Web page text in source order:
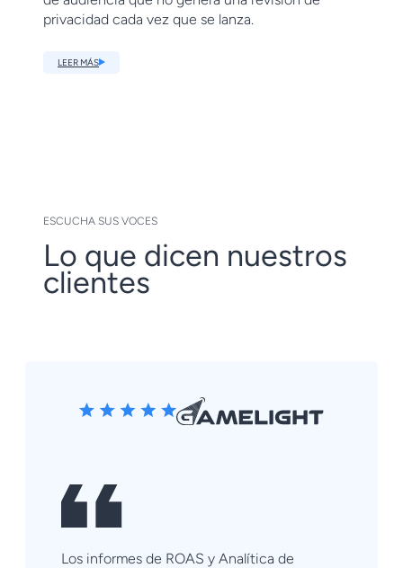
privacidad cada vez que se lanza.
LEER MÁS
ESCUCHA SUS VOCES
Lo que dicen nuestros
clientes
Los informes de ROAS y Analítica de